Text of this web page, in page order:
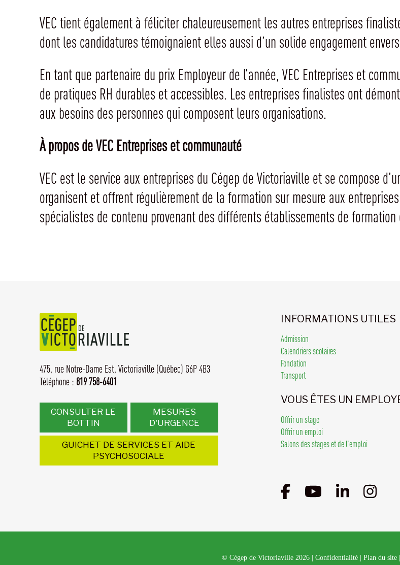
VEC tient également à féliciter chaleureusement les autres entreprises
dont les candidatures témoignaient elles aussi d’un solide engagement
En tant que partenaire du prix Employeur de l’année, VEC Entreprises et
de pratiques RH durables et accessibles. Les entreprises finalistes ont
aux besoins des personnes qui composent leurs organisations.
À propos de VEC Entreprises et communauté
VEC est le service aux entreprises du Cégep de Victoriaville et se compose
organisent et offrent régulièrement de la formation sur mesure aux
spécialistes de contenu provenant des différents établissements de
475, rue Notre-Dame Est, Victoriaville (Québec) G6P 4B3
Téléphone : 819 758-6401
CONSULTER LE
BOTTIN
MESURES
D'URGENCE
GUICHET DE SERVICES ET AIDE
PSYCHOSOCIALE
INFORMATIONS UTILES
Admission
Calendriers scolaires
Fondation
Transport
VOUS ÊTES UN
Offrir un stage
Offrir un emploi
Salons des stages et de l’emploi
© Cégep de Victoriaville 2026 Confidentialité Plan du site